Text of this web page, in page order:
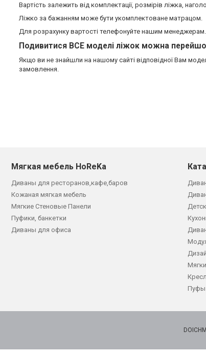
Вартість залежить від комплектації, розмірів ліжка,
Ліжко за бажанням може бути укомплектоване матрацом.
Для розрахунку вартості телефонуйте нашим менеджерам.
Подивитися ВСЕ моделі ліжок можна
Якщо ви не знайшли на нашому сайті відповідної Вам
замовлення.
Мягкая мебель HoReKa
Диваны для ресторанов,кафе,баров
Кожаная мягкая мебель
Мягкие Стеновые Панели
Пуфики, банкетки
Диваны для офиса
Пуфы